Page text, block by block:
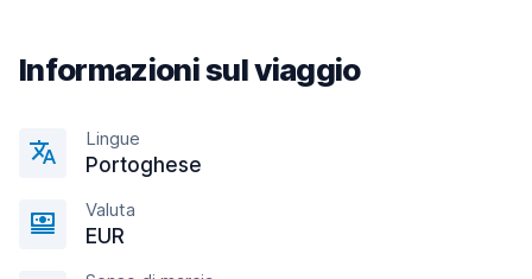
Informazioni sul viaggio
Lingue
Portoghese
Valuta
EUR